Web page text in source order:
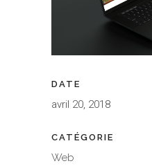
DATE
avril 20, 2018
CATÉGORIE
Web